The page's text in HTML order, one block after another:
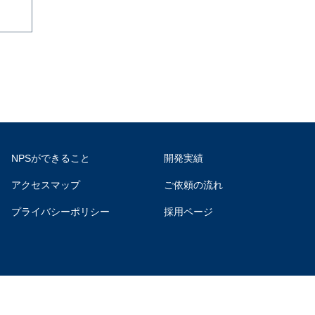
NPSができること 開発実績
アクセスマップ ご依頼の流れ
プライバシーポリシー 採用ページ